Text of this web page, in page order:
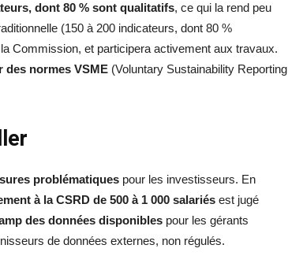
dont 80 % sont qualitatifs, ce qui la rend peu
(150 à 200 indicateurs, dont 80 %
Commission, et participera activement aux travaux.
des normes VSME (Voluntary Sustainability Reporting
problématiques pour les investisseurs. En
à la CSRD de 500 à 1 000 salariés est jugé
des données disponibles pour les gérants
de données externes, non régulés.